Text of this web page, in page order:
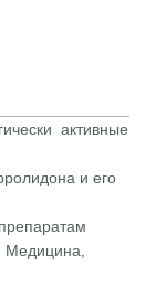
активные
и его